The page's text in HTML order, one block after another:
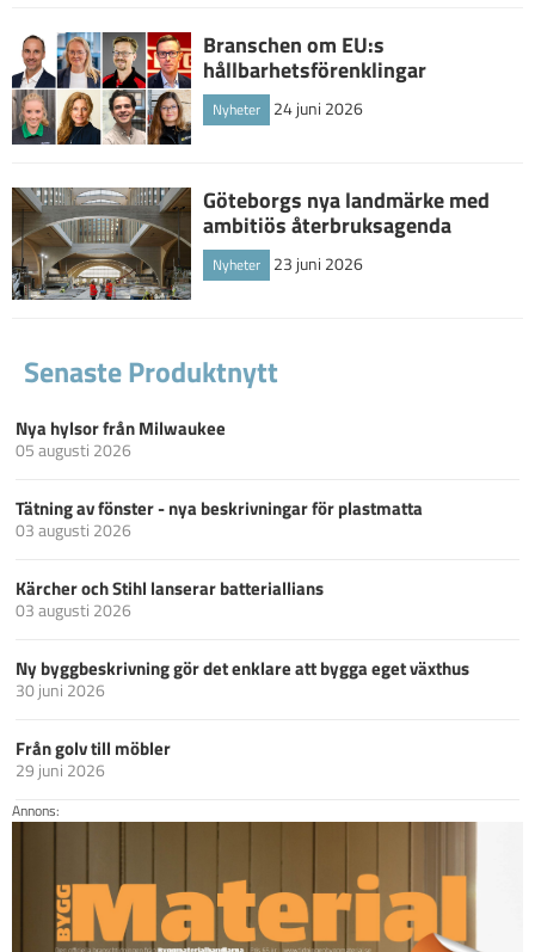
Branschen om EU:s
hållbarhetsförenklingar
Nyheter 24 juni 2026
Göteborgs nya landmärke med
ambitiös återbruksagenda
Nyheter 23 juni 2026
Senaste Produktnytt
Nya hylsor från Milwaukee
05 augusti 2026
Tätning av fönster - nya beskrivningar för plastmatta
03 augusti 2026
Kärcher och Stihl lanserar batteriallians
03 augusti 2026
Ny byggbeskrivning gör det enklare att bygga eget växthus
30 juni 2026
Från golv till möbler
29 juni 2026
Annons: